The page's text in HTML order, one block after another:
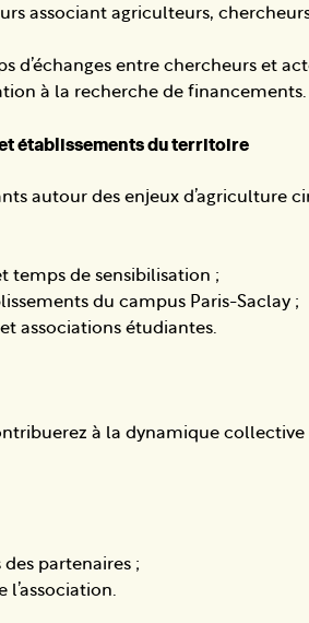
associant agriculteurs,
d’échanges entre chercheurs et
à la recherche de financements.
établissements du territoire
autour des enjeux d’agriculture
temps de sensibilisation ;
du campus Paris-Saclay ;
associations étudiantes.
à la dynamique collective
partenaires ;